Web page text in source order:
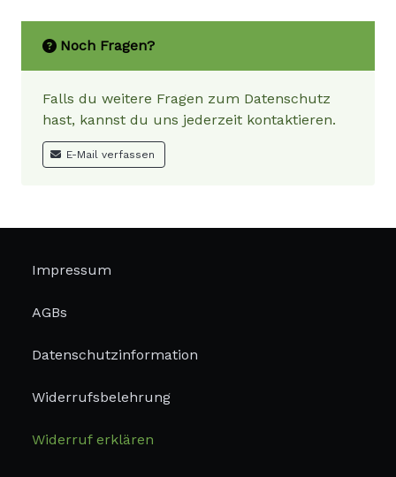
Noch Fragen?
Falls du weitere Fragen zum Datenschutz
hast, kannst du uns jederzeit kontaktieren.
E-Mail verfassen
Impressum
AGBs
Datenschutzinformation
Widerrufsbelehrung
Widerruf erklären